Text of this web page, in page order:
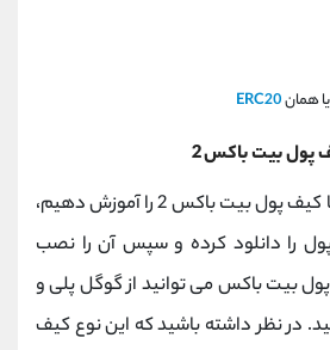
همانERC20
پول بیت باکس 2
قبل از اینکه روش کار با کیف پول بیت باکس 2 را آموزش دهیم،
را دانلود کرده و سپس آن را نصب
بیت باکس می توانید از گوگل پلی و
در نظر داشته باشید که این نوع کیف